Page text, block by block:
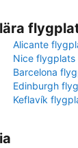
Alicante
Nice flygplats
Barcelona
Edinburgh
Keflavík